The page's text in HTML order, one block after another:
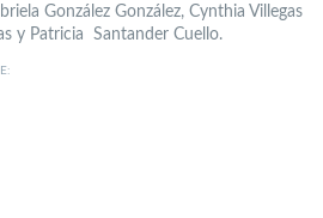
González González, Cynthia Villegas
y Patricia Santander Cuello.